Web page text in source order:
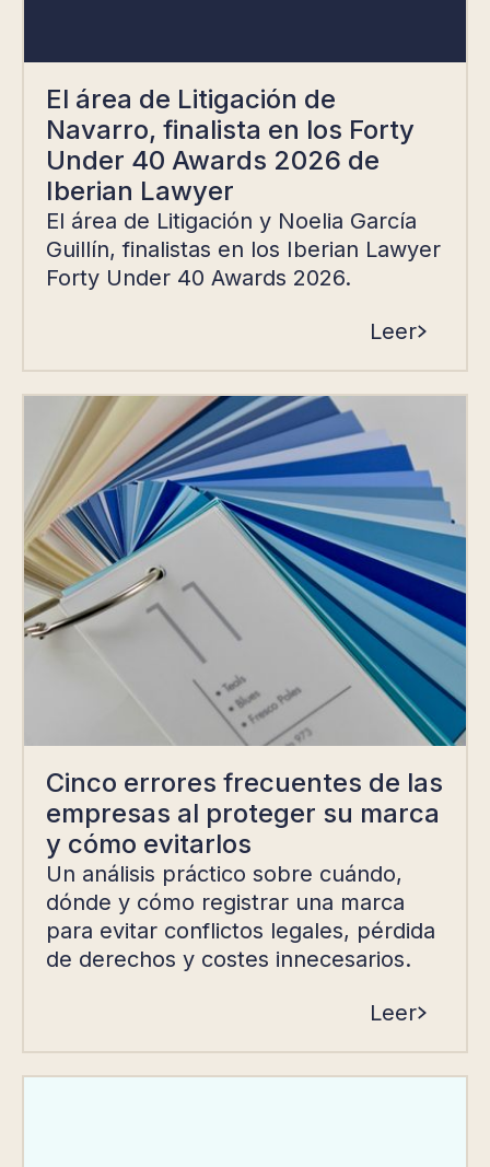
El área de Litigación de
Navarro, finalista en los Forty
Under 40 Awards 2026 de
Iberian Lawyer
El área de Litigación y Noelia García
Guillín, finalistas en los Iberian Lawyer
Forty Under 40 Awards 2026.
Leer
Cinco errores frecuentes de las
empresas al proteger su marca
y cómo evitarlos
Un análisis práctico sobre cuándo,
dónde y cómo registrar una marca
para evitar conflictos legales, pérdida
de derechos y costes innecesarios.
Leer